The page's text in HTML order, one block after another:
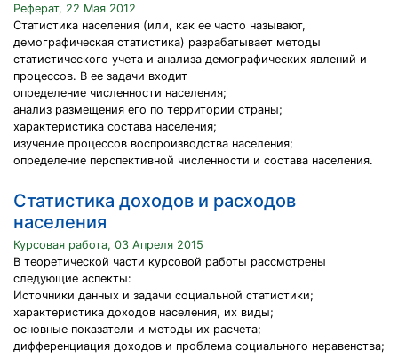
Реферат, 22 Мая 2012
Статистика населения (или, как ее часто называют,
демографическая статистика) разрабатывает методы
статистического учета и анализа демографических явлений и
процессов. В ее задачи входит
определение численности населения;
анализ размещения его по территории страны;
характеристика состава населения;
изучение процессов воспроизводства населения;
определение перспективной численности и состава населения.
Статистика доходов и расходов
населения
Курсовая работа, 03 Апреля 2015
В теоретической части курсовой работы рассмотрены
следующие аспекты:
Источники данных и задачи социальной статистики;
характеристика доходов населения, их виды;
основные показатели и методы их расчета;
дифференциация доходов и проблема социального неравенства;